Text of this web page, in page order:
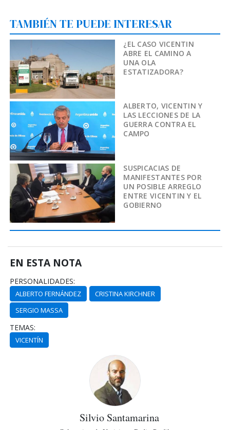
TAMBIÉN TE PUEDE INTERESAR
¿EL CASO VICENTIN
ABRE EL CAMINO A
UNA OLA
ESTATIZADORA?
ALBERTO, VICENTIN Y
LAS LECCIONES DE LA
GUERRA CONTRA EL
CAMPO
SUSPICACIAS DE
MANIFESTANTES POR
UN POSIBLE ARREGLO
ENTRE VICENTIN Y EL
GOBIERNO
EN ESTA NOTA
PERSONALIDADES:
ALBERTO FERNÁNDEZ
CRISTINA KIRCHNER
SERGIO MASSA
TEMAS:
VICENTÍN
Silvio Santamarina